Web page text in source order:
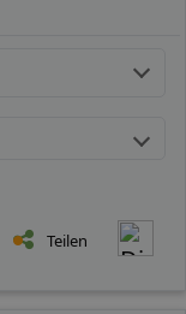
Teilen